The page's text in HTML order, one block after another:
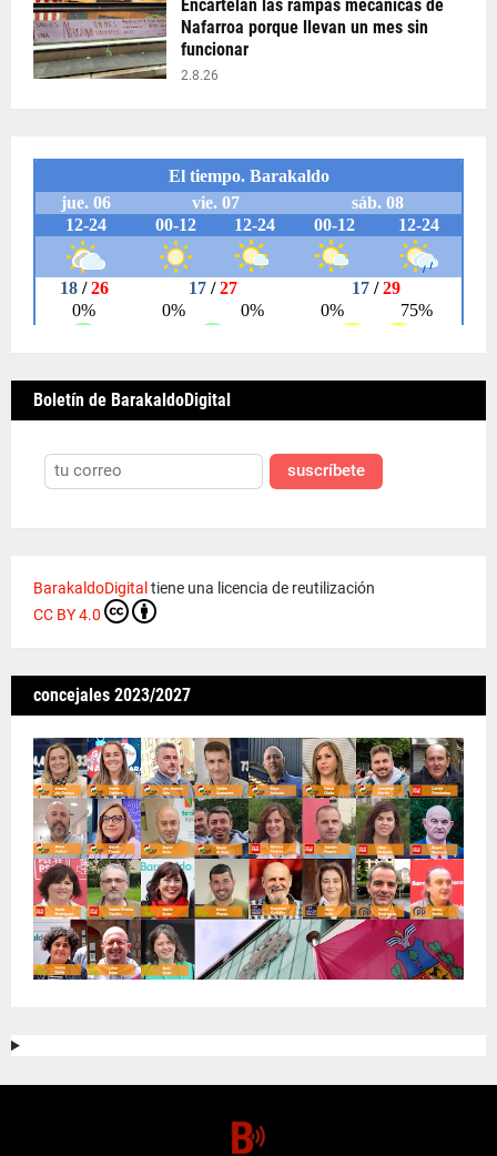
Encartelan las rampas mecánicas de
Nafarroa porque llevan un mes sin
funcionar
2.8.26
Boletín de BarakaldoDigital
suscríbete
BarakaldoDigitaltiene una licencia de reutilización
CC BY 4.0
concejales 2023/2027